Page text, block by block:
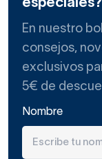
especiales?
En nuestro
consejos,
exclusivos
5€ de
Nombre